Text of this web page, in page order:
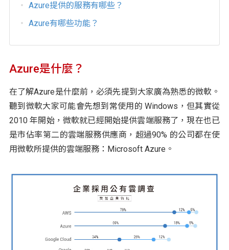
Azure提供的服務有哪些？
Azure有哪些功能？
Azure是什麼？
在了解Azure是什麼前，必須先提到大家廣為熟悉的微軟。
聽到微軟大家可能會先想到常使用的 Windows，但其實從
2010 年開始，微軟就已經開始提供雲端服務了，現在也已
是市佔率第二的雲端服務供應商，超過90% 的公司都在使
用微軟所提供的雲端服務：Microsoft Azure。